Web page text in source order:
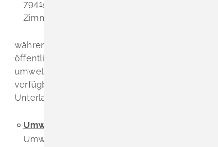
79415 Bad Bellingen, Bauamt, Container,
Zimmer 2
während der üblichen Dienststunden
öffentlich ausgelegt.
umweltbezogener Informationen sind
verfügbar und Bestandteil der ausgelegten
Unterlagen:
Umweltbericht
Umweltplanung GmbH). Diese Unterlagen